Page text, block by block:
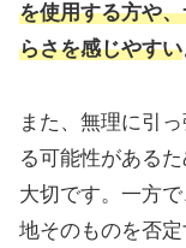
を使用する方や
らさを感じやすい
また、無理に引
る可能性がある
大切です。一方
地そのものを否